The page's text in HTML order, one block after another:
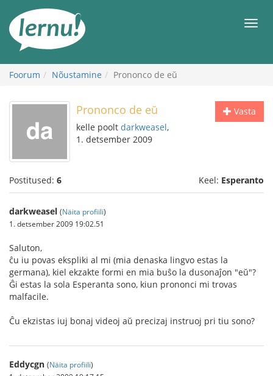
juurde
Foorum Nõustamine Prononco de eŭ
Vasta
Prononco de eŭ
kelle poolt darkweasel,
1. detsember 2009
Postitused: 6 Keel: Esperanto
darkweasel (Näita profiili)
1. detsember 2009 19:02.51
Saluton,
ĉu iu povas ekspliki al mi (mia denaska lingvo estas la
germana), kiel ekzakte formi en mia buŝo la dusonaĵon "eŭ"?
Ĝi estas la sola Esperanta sono, kiun prononci mi trovas
malfacile.
Ĉu ekzistas iuj bonaj videoj aŭ precizaj instruoj pri tiu sono?
Eddycgn (Näita profiili)